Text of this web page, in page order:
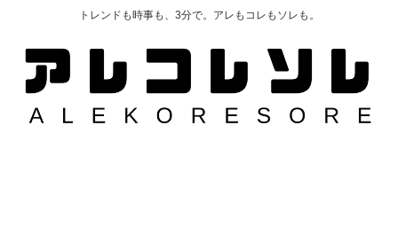
トレンドも時事も、3分で。アレもコレもソレも。